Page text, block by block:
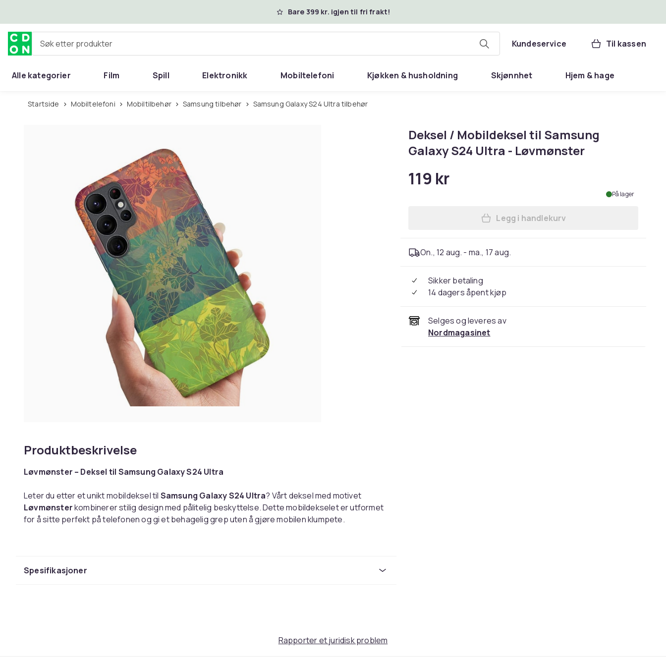
Bare 399 kr. igjen til fri frakt!
Søk etter produkter Kundeservice Til kassen
Alle kategorier Film Spill Elektronikk Mobiltelefoni Kjøkken & husholdning Skjønnhet Hjem & hage
Startside Mobiltelefoni Mobiltilbehør Samsung tilbehør Samsung Galaxy S24 Ultra tilbehør
Produktbeskrivelse
Løvmønster – Deksel til Samsung Galaxy S24 Ultra
Leter du etter et unikt mobildeksel til Samsung Galaxy S24 Ultra? Vårt deksel med motivet
Løvmønsterkombinerer stilig design med pålitelig beskyttelse. Dette mobildekselet er utformet
for å sitte perfekt på telefonen og gi et behagelig grep uten å gjøre mobilen klumpete.
effektivt mot riper og smuss, samtidig som telefonen beholder sin smidige følelse.
Spesifikasjoner
Deksel / Mobildeksel til Samsung
Galaxy S24 Ultra - Løvmønster
119 kr
På lager
Legg Deksel / Mobildeksel til
Legg i handlekurv
On., 12 aug. - ma., 17 aug.
Sikker betaling
14 dagers åpent kjøp
Selges og leveres av
Nordmagasinet
Rapporter et juridisk problem